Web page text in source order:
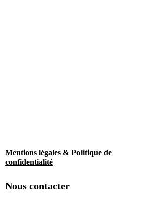
Mentions légales & Politique de
confidentialité
Nous contacter